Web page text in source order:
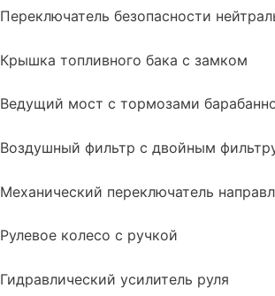
Переключатель безопасности
Крышка топливного бака с замком
Ведущий мост с тормозами
Воздушный фильтр с двойным
Механический переключатель
Рулевое колесо с ручкой
Гидравлический усилитель руля